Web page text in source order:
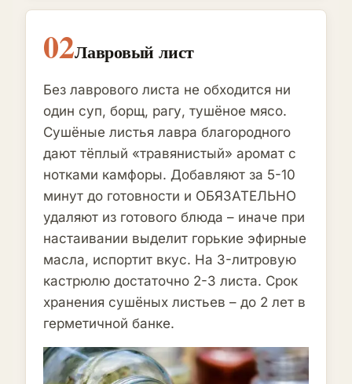
02Лавровый лист
Без лаврового листа не обходится ни
один суп, борщ, рагу, тушёное мясо.
Сушёные листья лавра благородного
дают тёплый «травянистый» аромат с
нотками камфоры. Добавляют за 5-10
минут до готовности и ОБЯЗАТЕЛЬНО
удаляют из готового блюда – иначе при
настаивании выделит горькие эфирные
масла, испортит вкус. На 3-литровую
кастрюлю достаточно 2-3 листа. Срок
хранения сушёных листьев – до 2 лет в
герметичной банке.